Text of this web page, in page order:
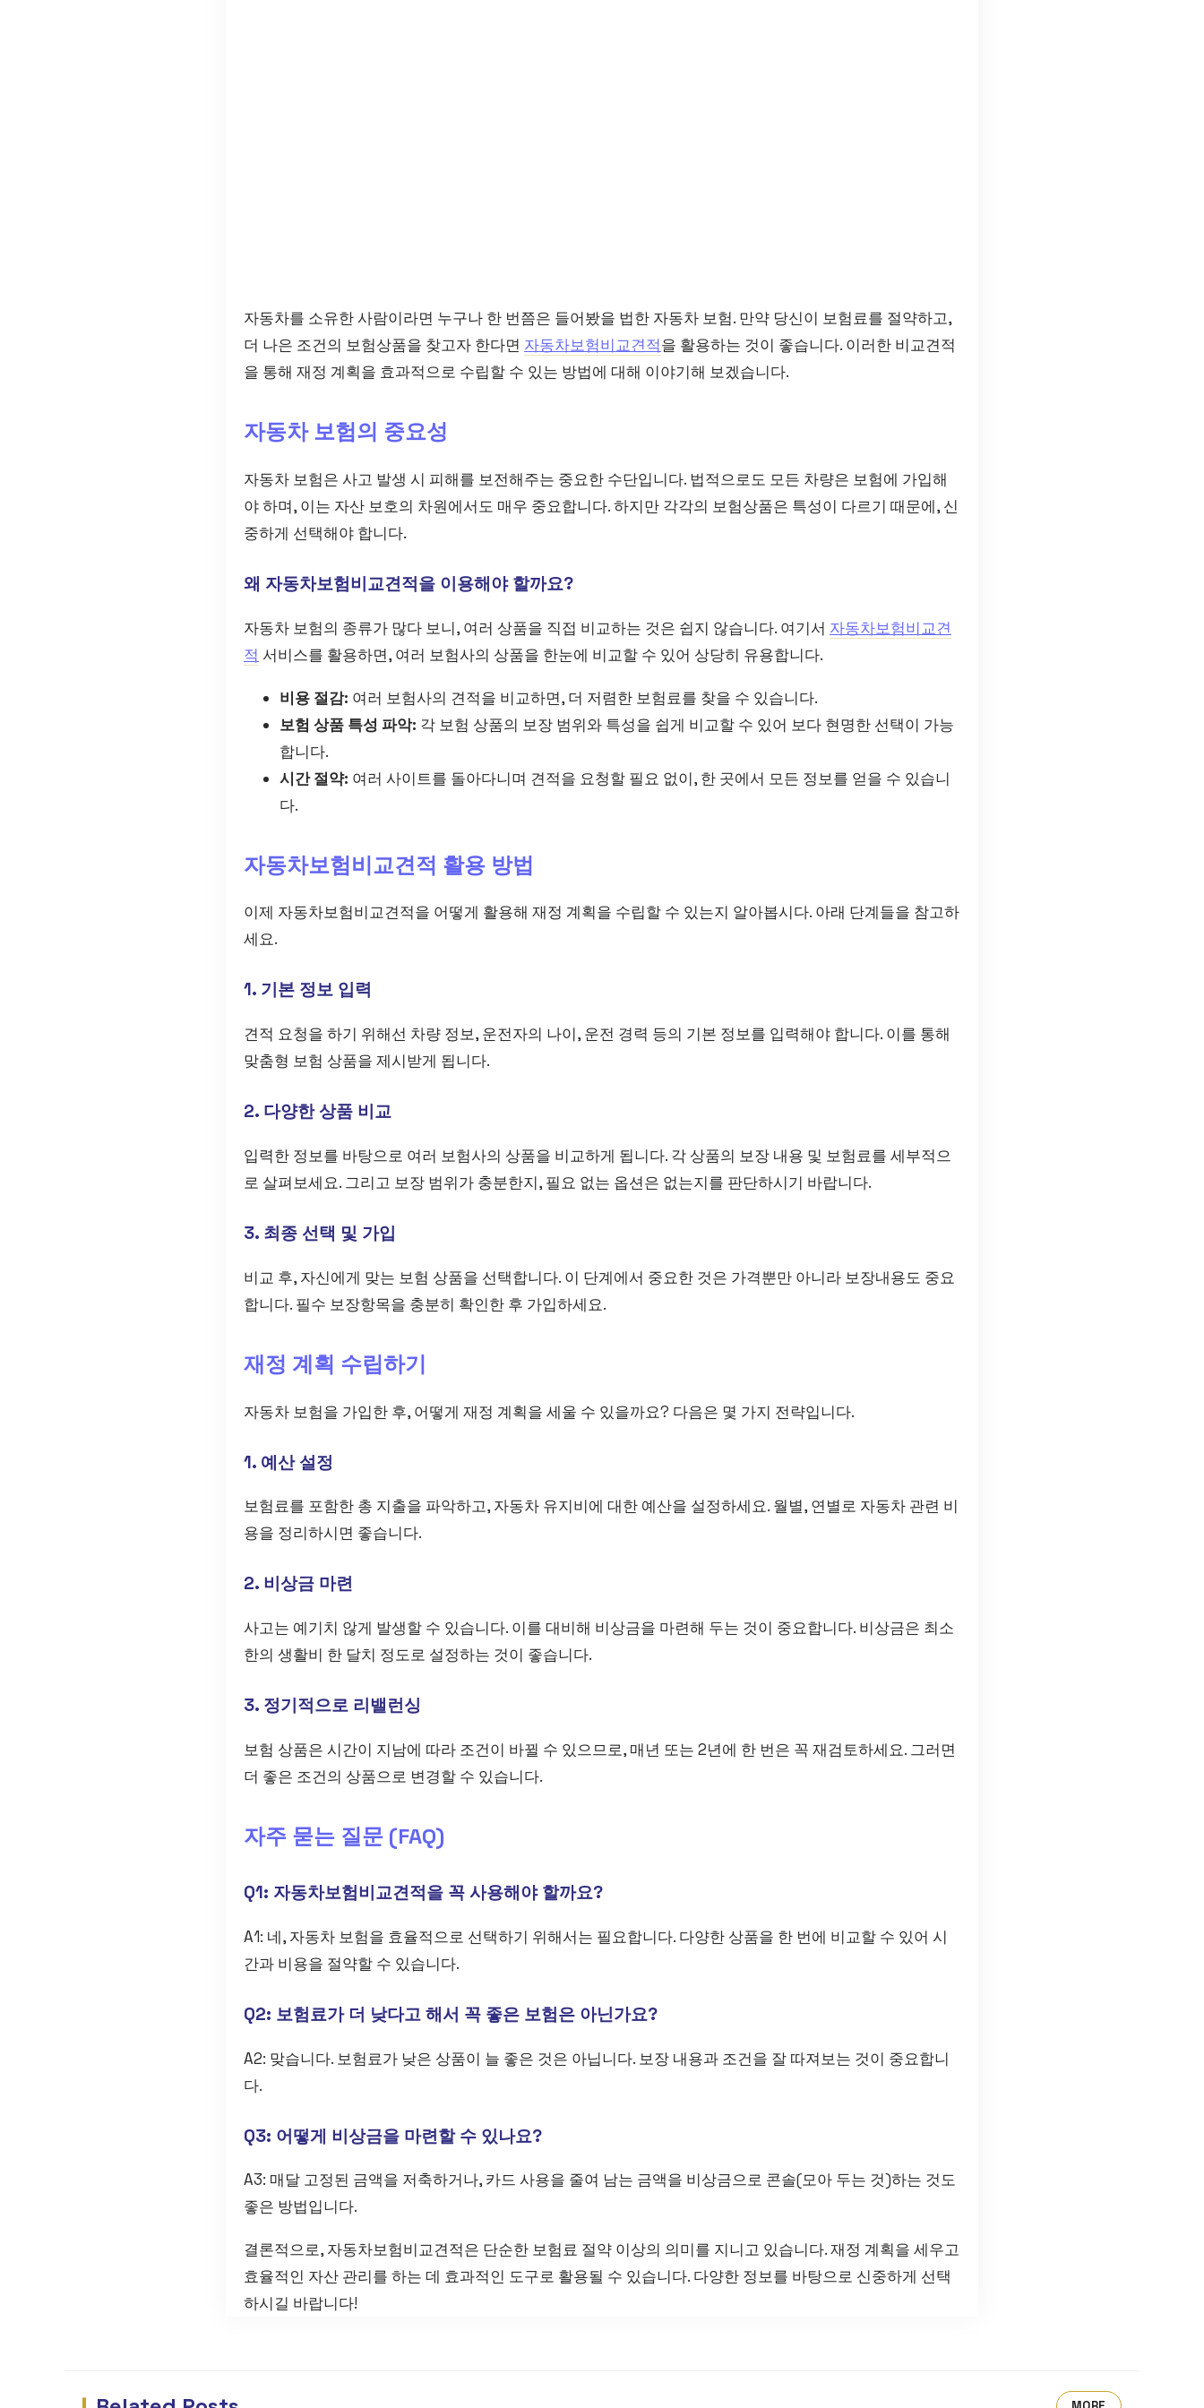
자동차를 소유한 사람이라면 누구나 한 번쯤은 들어봤을 법한 자동차 보험. 만약 당신이 보험료를 절약하고,
더 나은 조건의 보험상품을 찾고자 한다면 자동차보험비교견적을 활용하는 것이 좋습니다. 이러한 비교견적
을 통해 재정 계획을 효과적으로 수립할 수 있는 방법에 대해 이야기해 보겠습니다.
자동차 보험의 중요성
자동차 보험은 사고 발생 시 피해를 보전해주는 중요한 수단입니다. 법적으로도 모든 차량은 보험에 가입해
야 하며, 이는 자산 보호의 차원에서도 매우 중요합니다. 하지만 각각의 보험상품은 특성이 다르기 때문에, 신
중하게 선택해야 합니다.
왜 자동차보험비교견적을 이용해야 할까요?
자동차 보험의 종류가 많다 보니, 여러 상품을 직접 비교하는 것은 쉽지 않습니다. 여기서 자동차보험비교견
적 서비스를 활용하면, 여러 보험사의 상품을 한눈에 비교할 수 있어 상당히 유용합니다.
비용 절감: 여러 보험사의 견적을 비교하면, 더 저렴한 보험료를 찾을 수 있습니다.
보험 상품 특성 파악: 각 보험 상품의 보장 범위와 특성을 쉽게 비교할 수 있어 보다 현명한 선택이 가능
합니다.
시간 절약: 여러 사이트를 돌아다니며 견적을 요청할 필요 없이, 한 곳에서 모든 정보를 얻을 수 있습니
다.
자동차보험비교견적 활용 방법
이제 자동차보험비교견적을 어떻게 활용해 재정 계획을 수립할 수 있는지 알아봅시다. 아래 단계들을 참고하
세요.
1. 기본 정보 입력
견적 요청을 하기 위해선 차량 정보, 운전자의 나이, 운전 경력 등의 기본 정보를 입력해야 합니다. 이를 통해
맞춤형 보험 상품을 제시받게 됩니다.
2. 다양한 상품 비교
입력한 정보를 바탕으로 여러 보험사의 상품을 비교하게 됩니다. 각 상품의 보장 내용 및 보험료를 세부적으
로 살펴보세요. 그리고 보장 범위가 충분한지, 필요 없는 옵션은 없는지를 판단하시기 바랍니다.
3. 최종 선택 및 가입
비교 후, 자신에게 맞는 보험 상품을 선택합니다. 이 단계에서 중요한 것은 가격뿐만 아니라 보장내용도 중요
합니다. 필수 보장항목을 충분히 확인한 후 가입하세요.
재정 계획 수립하기
자동차 보험을 가입한 후, 어떻게 재정 계획을 세울 수 있을까요? 다음은 몇 가지 전략입니다.
1. 예산 설정
보험료를 포함한 총 지출을 파악하고, 자동차 유지비에 대한 예산을 설정하세요. 월별, 연별로 자동차 관련 비
용을 정리하시면 좋습니다.
2. 비상금 마련
사고는 예기치 않게 발생할 수 있습니다. 이를 대비해 비상금을 마련해 두는 것이 중요합니다. 비상금은 최소
한의 생활비 한 달치 정도로 설정하는 것이 좋습니다.
3. 정기적으로 리밸런싱
보험 상품은 시간이 지남에 따라 조건이 바뀔 수 있으므로, 매년 또는 2년에 한 번은 꼭 재검토하세요. 그러면
더 좋은 조건의 상품으로 변경할 수 있습니다.
자주 묻는 질문 (FAQ)
Q1: 자동차보험비교견적을 꼭 사용해야 할까요?
A1: 네, 자동차 보험을 효율적으로 선택하기 위해서는 필요합니다. 다양한 상품을 한 번에 비교할 수 있어 시
간과 비용을 절약할 수 있습니다.
Q2: 보험료가 더 낮다고 해서 꼭 좋은 보험은 아닌가요?
A2: 맞습니다. 보험료가 낮은 상품이 늘 좋은 것은 아닙니다. 보장 내용과 조건을 잘 따져보는 것이 중요합니
다.
Q3: 어떻게 비상금을 마련할 수 있나요?
A3: 매달 고정된 금액을 저축하거나, 카드 사용을 줄여 남는 금액을 비상금으로 콘솔(모아 두는 것)하는 것도
좋은 방법입니다.
결론적으로, 자동차보험비교견적은 단순한 보험료 절약 이상의 의미를 지니고 있습니다. 재정 계획을 세우고
효율적인 자산 관리를 하는 데 효과적인 도구로 활용될 수 있습니다. 다양한 정보를 바탕으로 신중하게 선택
하시길 바랍니다!